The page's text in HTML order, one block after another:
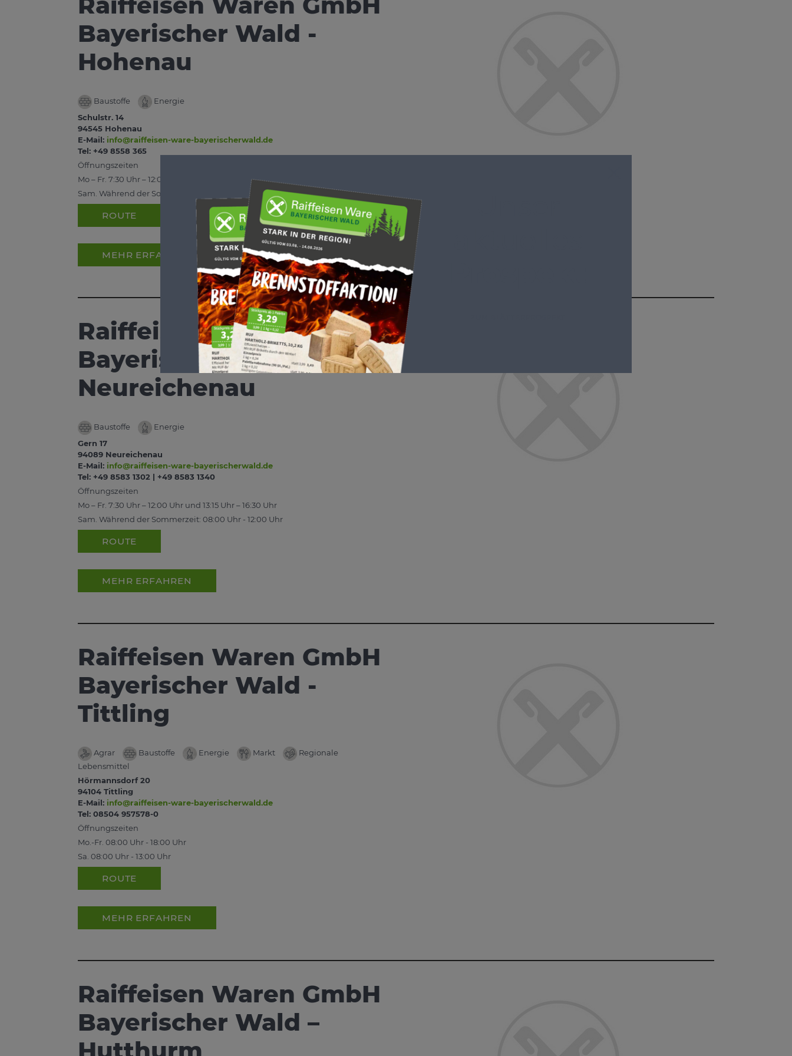
Bayerischer Wald -
Hohenau
Baustoffe
Energie
Schulstr. 14
94545 Hohenau
E-Mail: info@raiffeisen-ware-bayerischerwald.de
Tel: +49 8558 365
Öffnungszeiten
Mo – Fr. 7:30 Uhr – 12:00 Uhr und 13:15 Uhr – 16:30 Uhr
Sam. Während der Sommerzeit: 08:00 Uhr - 12:00 Uhr
ROUTE
MEHR ERFAHREN
Raiffeisen Waren GmbH
Bayerischer Wald -
Neureichenau
Baustoffe
Energie
Gern 17
94089 Neureichenau
E-Mail: info@raiffeisen-ware-bayerischerwald.de
Tel: +49 8583 1302 | +49 8583 1340
Öffnungszeiten
Mo – Fr. 7:30 Uhr – 12:00 Uhr und 13:15 Uhr – 16:30 Uhr
Sam. Während der Sommerzeit: 08:00 Uhr - 12:00 Uhr
ROUTE
MEHR ERFAHREN
Raiffeisen Waren GmbH
Bayerischer Wald -
Tittling
Agrar Baustoffe Energie Markt
Regionale
Lebensmittel
Hörmannsdorf 20
94104 Tittling
E-Mail: info@raiffeisen-ware-bayerischerwald.de
Tel: 08504 957578-0
Öffnungszeiten
Mo.-Fr. 08:00 Uhr - 18:00 Uhr
Sa. 08:00 Uhr - 13:00 Uhr
ROUTE
MEHR ERFAHREN
Raiffeisen Waren GmbH
Bayerischer Wald –